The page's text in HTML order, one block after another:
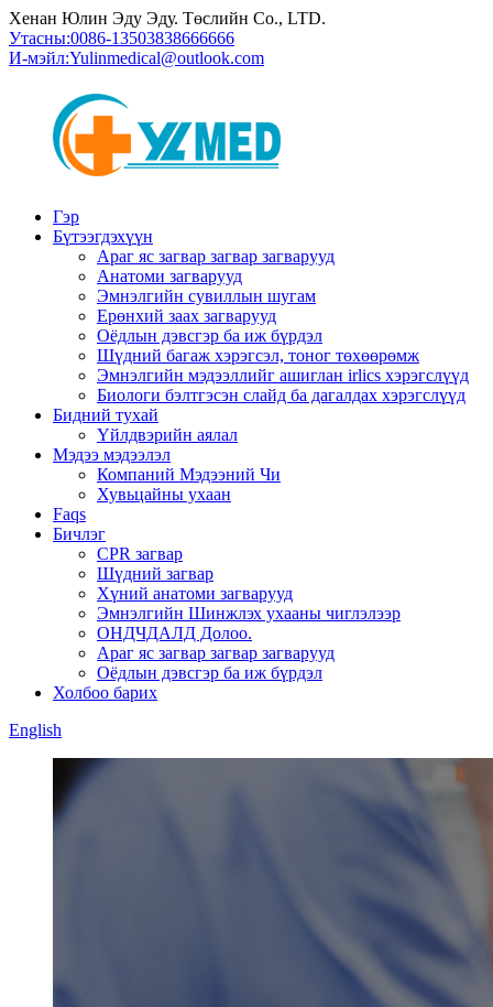
Хенан Юлин Эду Эду. Төслийн Co., LTD.
Утасны:0086-13503838666666
И-мэйл:Yulinmedical@outlook.com
Гэр
Бүтээгдэхүүн
Араг яс загвар загвар загварууд
Анатоми загварууд
Эмнэлгийн сувиллын шугам
Ерөнхий заах загварууд
Оёдлын дэвсгэр ба иж бүрдэл
Шүдний багаж хэрэгсэл, тоног төхөөрөмж
Эмнэлгийн мэдээллийг ашиглан irlics хэрэгслүүд
Биологи бэлтгэсэн слайд ба дагалдах хэрэгслүүд
Бидний тухай
Үйлдвэрийн аялал
Мэдээ мэдээлэл
Компаний Мэдээний Чи
Хувьцайны ухаан
Faqs
Бичлэг
CPR загвар
Шүдний загвар
Хүний анатоми загварууд
Эмнэлгийн Шинжлэх ухааны чиглэлээр
ОНДЧДАЛД Долоо.
Араг яс загвар загвар загварууд
Оёдлын дэвсгэр ба иж бүрдэл
Холбоо барих
English